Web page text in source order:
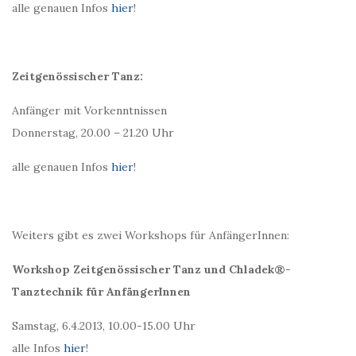
alle genauen Infos hier!
Zeitgenössischer Tanz:
Anfänger mit Vorkenntnissen
Donnerstag, 20.00 – 21.20 Uhr
alle genauen Infos hier!
Weiters gibt es zwei Workshops für AnfängerInnen:
Workshop Zeitgenössischer Tanz und Chladek®-
Tanztechnik für AnfängerInnen
Samstag, 6.4.2013, 10.00-15.00 Uhr
alle Infos hier!